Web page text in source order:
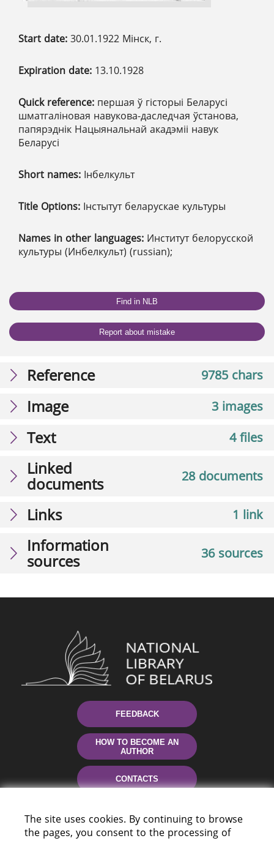
Start date: 30.01.1922 Мінск, г.
Expiration date: 13.10.1928
Quick reference: першая ў гісторыі Беларусі
шматгаліновая навукова-даследчая ўстанова,
папярэднік Нацыянальнай акадэміі навук
Беларусі
Short names: Інбелкульт
Title Options: Інстытут беларускае культуры
Names in other languages: Институт белорусской
культуры (Инбелкульт) (russian);
Find in NLB
Report about mistake
9785 chars
Reference
3 images
Image
4 files
Text
28 documents
Linked
documents
1 link
Links
36 sources
Information
sources
FEEDBACK
HOW TO BECOME AN
AUTHOR
CONTACTS
The site uses cookies. By continuing to browse
the pages, you consent to the processing of